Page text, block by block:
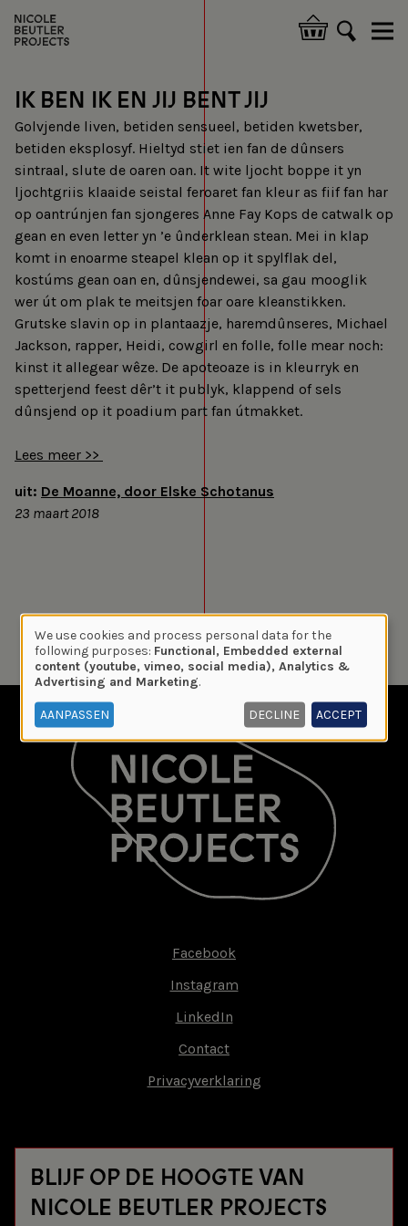
en
naar
gaan
Hoofdnavigatie
IK BEN IK EN JIJ BENT JIJ
Golvjende liven, betiden sensueel, betiden kwetsber,
betiden eksplosyf. Hieltyd stiet ien fan de dûnsers
sintraal, slute de oaren oan. It wite ljocht boppe it yn
ljochtgriis klaaide seistal feroaret fan kleur as fiif fan har
op oantrúnjen fan sjongeres Anne Fay Kops de catwalk op
gean en even letter yn ’e ûnderklean stean. Mei in klap
komt in enoarme steapel klean op it spylflak del,
kostúms gean oan en, dûnsjendewei, sa gau mooglik
wer út om plak te meitsjen foar oare kleanstikken.
Grutske slavin op in plantaazje, haremdûnseres, Michael
Jackson, rapper, Heidi, cowgirl en folle, folle mear noch:
kinst it allegear wêze. De apoteoaze is in kleurryk en
spetterjend feest dêr’t it publyk, klappend of sels
dûnsjend op it poadium part fan útmakket.
Lees meer >>
uit: De Moanne, door Elske Schotanus
23 maart 2018
Facebook
Instagram
LinkedIn
Contact
Privacyverklaring
BLIJF OP DE HOOGTE VAN
NICOLE BEUTLER PROJECTS
Use
of
personal
data
and
cookies
We use cookies and process personal data for the
following purposes: Functional, Embedded external
content (youtube, vimeo, social media), Analytics &
Advertising and Marketing.
AANPASSEN DECLINE ACCEPT